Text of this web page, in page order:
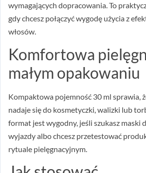
wymagających dopracowania. To
gdy chcesz połączyć wygodę użycia z
włosów.
Komfortowa
małym opakowaniu
Kompaktowa pojemność 30 ml sprawia,
nadaje się do kosmetyczki, walizki lub
format jest wygodny, jeśli szukasz maski
wyjazdy albo chcesz przetestować
rytuale pielęgnacyjnym.